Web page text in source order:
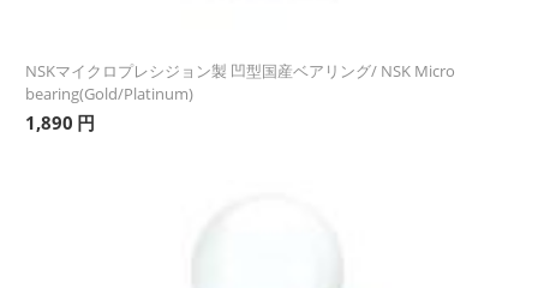
NSKマイクロプレシジョン製 凹型国産ベアリング/ NSK Micro
bearing(Gold/Platinum)
1,890 円